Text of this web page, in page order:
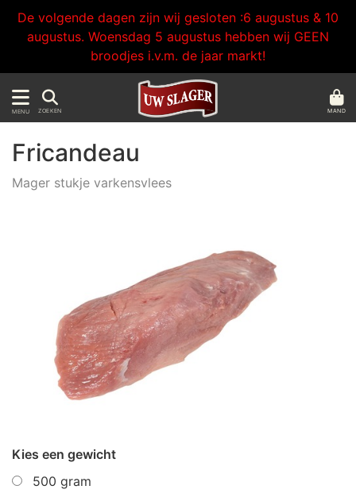
De volgende dagen zijn wij gesloten :6 augustus & 10
augustus. Woensdag 5 augustus hebben wij GEEN
broodjes i.v.m. de jaar markt!
MENU ZOEKEN MAND
Fricandeau
Mager stukje varkensvlees
Kies een gewicht
500 gram